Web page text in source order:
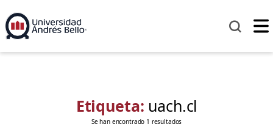
Etiqueta: uach.cl
Se han encontrado 1 resultados